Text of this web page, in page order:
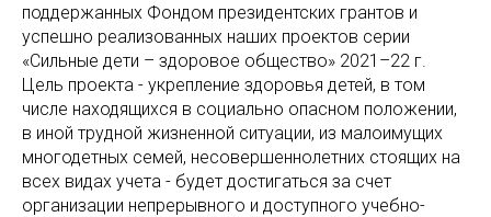
поддержанных Фондом президентских грантов и
успешно реализованных наших проектов серии
«Сильные дети – здоровое общество» 2021–22 г.
Цель проекта - укрепление здоровья детей, в том
числе находящихся в социально опасном положении,
в иной трудной жизненной ситуации, из малоимущих
многодетных семей, несовершеннолетних стоящих на
всех видах учета - будет достигаться за счет
организации непрерывного и доступного учебно-